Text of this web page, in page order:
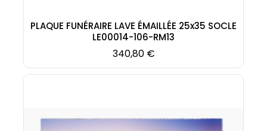
PLAQUE FUNÉRAIRE LAVE ÉMAILLÉE 25x35 SOCLE
LE00014-106-RM13
Prix
340,80 €